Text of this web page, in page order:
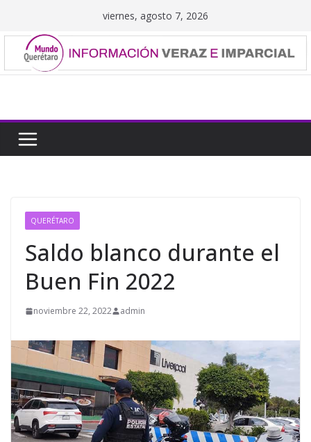
contenido
viernes, agosto 7, 2026
QUERÉTARO
Saldo blanco durante el
Buen Fin 2022
noviembre 22, 2022 admin